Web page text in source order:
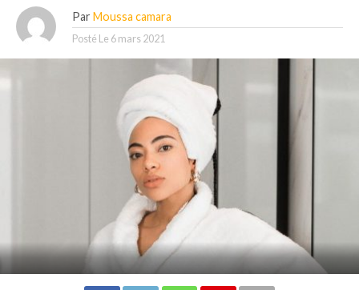
Par Moussa camara
Posté Le 6 mars 2021